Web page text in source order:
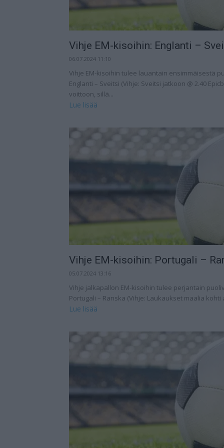
Vihje EM-kisoihin: Englanti –
06.07.2024 11:10
Vihje EM-kisoihin tulee lauantain ensimmäisestä
Englanti – Sveitsi (Vihje: Sveitsi jatkoon @ 2.40
voittoon, sillä...
Lue lisää
Vihje EM-kisoihin: Portugali –
05.07.2024 13:16
Vihje jalkapallon EM-kisoihin tulee perjantain
Portugali – Ranska (Vihje: Laukaukset maalia kohti
Lue lisää